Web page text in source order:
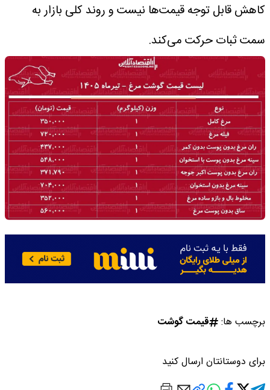
کاهش قابل توجه قیمت‌ها نیست و روند کلی بازار به
سمت ثبات حرکت می‌کند.
برچسب ها: قیمت گوشت
برای دوستانتان ارسال کنید